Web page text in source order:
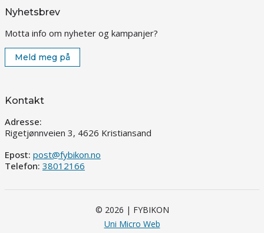
Nyhetsbrev
Motta info om nyheter og kampanjer?
Meld meg på
Kontakt
Adresse:
Rigetjønnveien 3, 4626 Kristiansand
Epost: post@fybikon.no
Telefon: 38012166
© 2026 | FYBIKON
Uni Micro Web